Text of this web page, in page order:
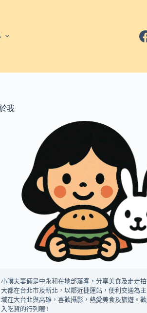
我
小噗夫妻倆是中永和在地部落客，分享美食及走走
大都在台北市及新北，以鄰近捷運站，便利交通為
域在大台北與高雄，喜歡攝影，熱愛美食及旅遊。
入吃貨的行列喔!